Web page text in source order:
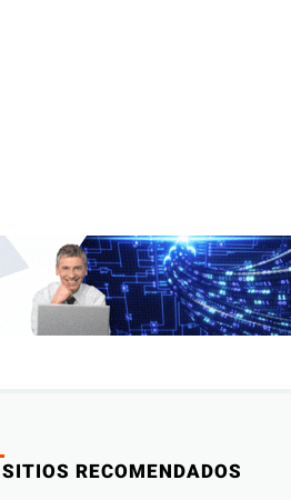
SITIOS RECOMENDADOS